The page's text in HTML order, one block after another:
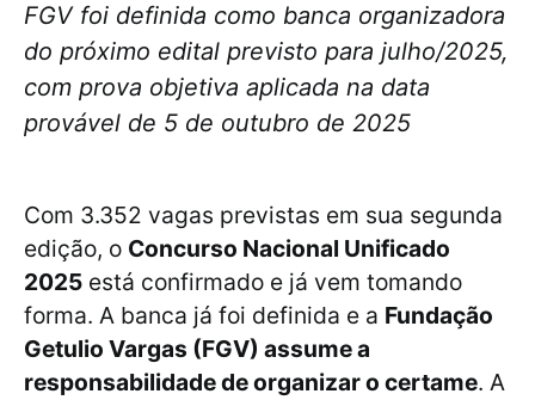
FGV foi definida como banca organizadora
do próximo edital previsto para julho/2025,
com prova objetiva aplicada na data
provável de 5 de outubro de 2025
Com 3.352 vagas previstas em sua segunda
edição, o Concurso Nacional Unificado
2025 está confirmado e já vem tomando
forma. A banca já foi definida e a Fundação
Getulio Vargas (FGV) assume a
responsabilidade de organizar o certame. A